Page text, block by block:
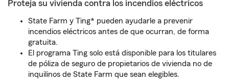
Proteja su vivienda contra los incendios eléctricos
State Farm y Ting* pueden ayudarle a prevenir
incendios eléctricos antes de que ocurran, de forma
gratuita.
El programa Ting solo está disponible para los titulares
de póliza de seguro de propietarios de vivienda no de
inquilinos de State Farm que sean elegibles.